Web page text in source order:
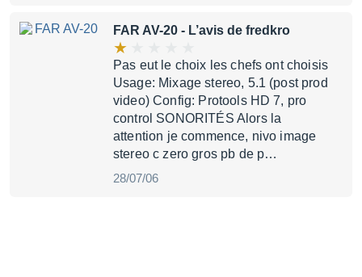
FAR AV-20 - L’avis de fredkro
Pas eut le choix les chefs ont choisis
Usage: Mixage stereo, 5.1 (post prod
video) Config: Protools HD 7, pro
control SONORITÉS Alors la
attention je commence, nivo image
stereo c zero gros pb de p…
28/07/06